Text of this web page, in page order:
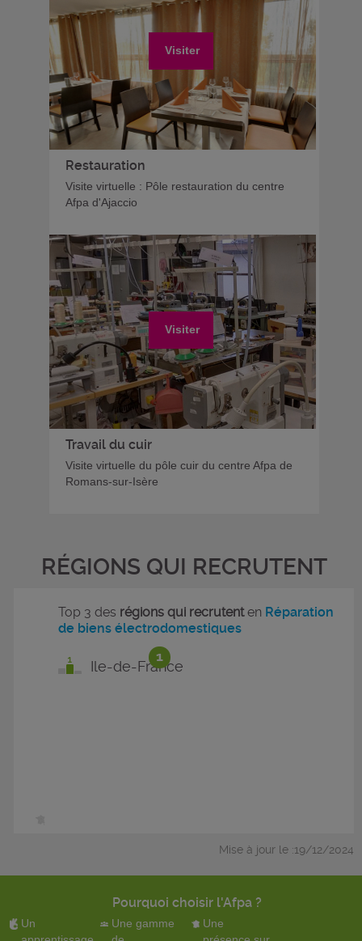
Visiter
Restauration
Visite virtuelle : Pôle restauration du centre
Afpa d'Ajaccio
Visiter
Travail du cuir
Visite virtuelle du pôle cuir du centre Afpa de
Romans-sur-Isère
RÉGIONS QUI RECRUTENT
1
Top 3 des régions qui recrutenten Réparation
de biens électrodomestiques
Ile-de-France
Mise à jour le :19/12/2024
Pourquoi choisir l'Afpa ?
Un
Une gamme
Une